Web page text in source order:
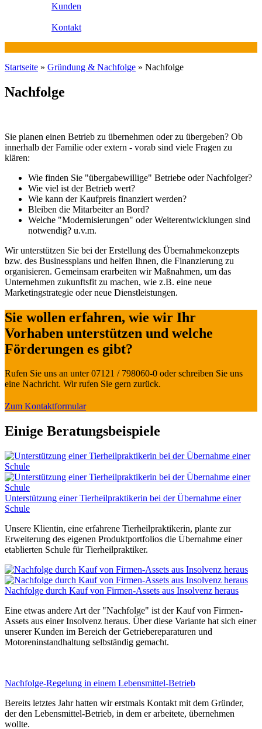
Kunden
Kontakt
Startseite » Gründung & Nachfolge » Nachfolge
Nachfolge
Sie planen einen Betrieb zu übernehmen oder zu übergeben? Ob
innerhalb der Familie oder extern - vorab sind viele Fragen zu
klären:
Wie finden Sie "übergabewillige" Betriebe oder Nachfolger?
Wie viel ist der Betrieb wert?
Wie kann der Kaufpreis finanziert werden?
Bleiben die Mitarbeiter an Bord?
Welche "Modernisierungen" oder Weiterentwicklungen sind
notwendig? u.v.m.
Wir unterstützen Sie bei der Erstellung des Übernahmekonzepts
bzw. des Businessplans und helfen Ihnen, die Finanzierung zu
organisieren. Gemeinsam erarbeiten wir Maßnahmen, um das
Unternehmen zukunftsfit zu machen, wie z.B. eine neue
Marketingstrategie oder neue Dienstleistungen.
Sie wollen erfahren, wie wir Ihr
Vorhaben unterstützen und welche
Förderungen es gibt?
Rufen Sie uns an unter 07121 / 798060-0 oder schreiben Sie uns
eine Nachricht. Wir rufen Sie gern zurück.
Zum Kontaktformular
Einige Beratungsbeispiele
Unterstützung einer Tierheilpraktikerin bei der Übernahme einer
Schule
Unsere Klientin, eine erfahrene Tierheilpraktikerin, plante zur
Erweiterung des eigenen Produktportfolios die Übernahme einer
etablierten Schule für Tierheilpraktiker.
Nachfolge durch Kauf von Firmen-Assets aus Insolvenz heraus
Eine etwas andere Art der "Nachfolge" ist der Kauf von Firmen-
Assets aus einer Insolvenz heraus. Über diese Variante hat sich einer
unserer Kunden im Bereich der Getriebereparaturen und
Motoreninstandhaltung selbständig gemacht.
Nachfolge-Regelung in einem Lebensmittel-Betrieb
Bereits letztes Jahr hatten wir erstmals Kontakt mit dem Gründer,
der den Lebensmittel-Betrieb, in dem er arbeitete, übernehmen
wollte.